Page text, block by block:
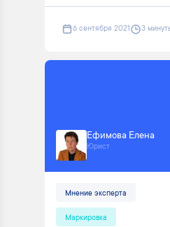
6 сентября 2021 3
Ефимова Елена
Юрист
Мнение эксперта
Маркировка